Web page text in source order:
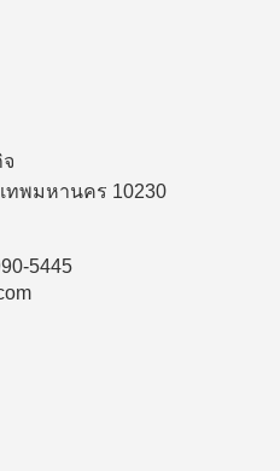
ทพมหานคร 10230
5445